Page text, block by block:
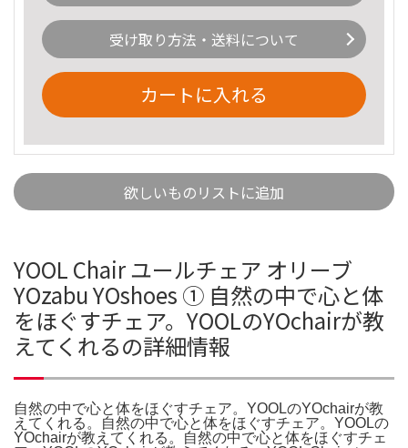
受け取り方法・送料について
カートに入れる
欲しいものリストに追加
YOOL Chair ユールチェア オリーブ
YOzabu YOshoes ① 自然の中で心と体
をほぐすチェア。YOOLのYOchairが教
えてくれるの詳細情報
自然の中で心と体をほぐすチェア。YOOLのYOchairが教
えてくれる。自然の中で心と体をほぐすチェア。YOOLの
YOchairが教えてくれる。自然の中で心と体をほぐすチェ